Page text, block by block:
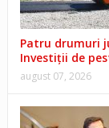
Patru drumuri
Investiții de
august 07, 2026